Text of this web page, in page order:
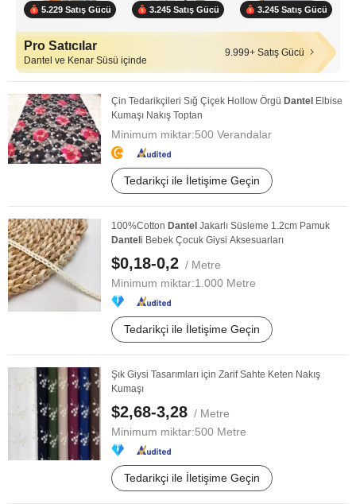
5.229 Satış Gücü 3.245 Satış Gücü 3.245 Satış Gücü
Pro Satıcılar
Dantel ve Kenar Süsü içinde
9.999+ Satış Gücü
Çin Tedarikçileri Sığ Çiçek Hollow Örgü Dantel Elbise
Kumaşı Nakış Toptan
Minimum miktar:500 Verandalar
Tedarikçi ile İletişime Geçin
100%Cotton Dantel Jakarlı Süsleme 1.2cm Pamuk
Dantel i Bebek Çocuk Giysi Aksesuarları
$0,18-0,2 / Metre
Minimum miktar:1.000 Metre
Tedarikçi ile İletişime Geçin
Şık Giysi Tasarımları için Zarif Sahte Keten Nakış
Kumaşı
$2,68-3,28 / Metre
Minimum miktar:500 Metre
Tedarikçi ile İletişime Geçin